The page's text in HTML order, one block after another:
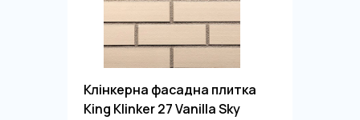
Клінкерна фасадна плитка
King Klinker 27 Vanilla Sky